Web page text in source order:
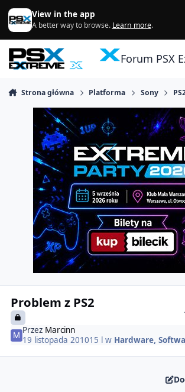
Skocz do zawartości
View in the app
A better way to browse. Learn more.
Forum PSX
Strona główna Platforma Sony
Problem z PS2
Przez Marcinn
19 listopada 201015 l w Hardware,